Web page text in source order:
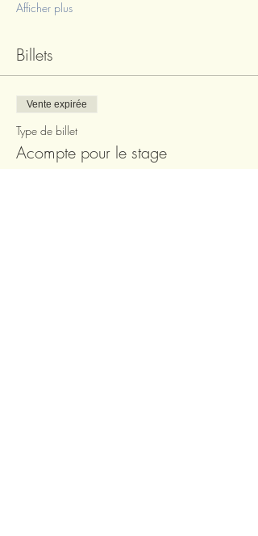
Afficher plus
Billets
Vente expirée
Type de billet
Acompte pour le stage